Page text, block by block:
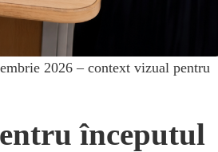
2026 – context vizual pentru
începutul